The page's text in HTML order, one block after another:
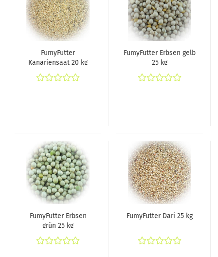
FumyFutter
Kanariensaat 20 kg
FumyFutter Erbsen gelb
25 kg
FumyFutter Erbsen
grün 25 kg
FumyFutter Dari 25 kg